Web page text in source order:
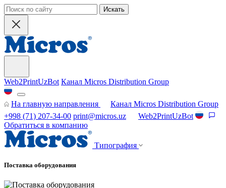
Искать
Web2PrintUzBot Канал Micros Distribution Group
На главную направления
Канал Micros Distribution Group
+998 (71) 207-34-00 print@micros.uz
Web2PrintUzBot
Обратиться в компанию
Типография
Поставка оборудования